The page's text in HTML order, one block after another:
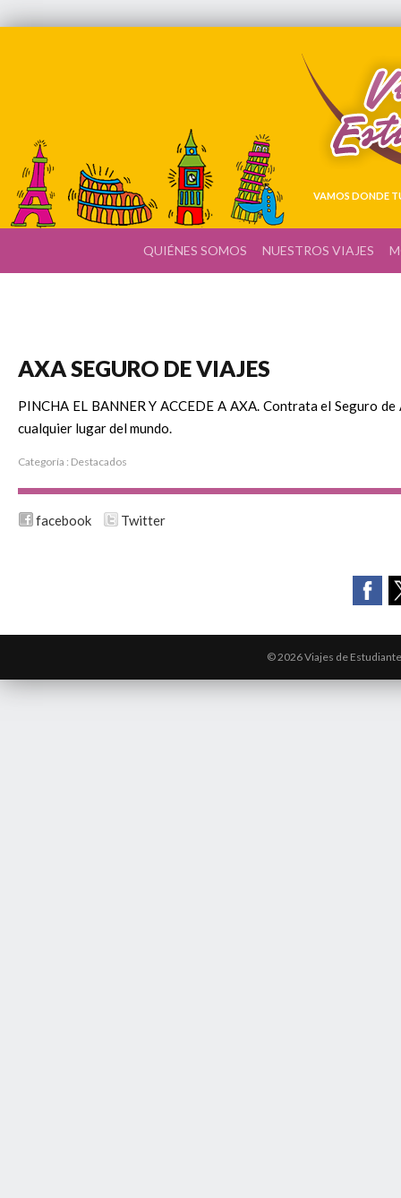
VAMOS DONDE
QUIÉNES SOMOS NUESTROS VIAJES
AXA SEGURO DE VIAJES
PINCHA EL BANNER Y ACCEDE A AXA. Contrata el Seguro de
cualquier lugar del mundo.
Categoría : Destacados
facebook Twitter
© 2026 Viajes de